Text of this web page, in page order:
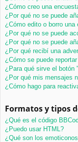
¿Cómo creo una
¿Por qué no se puede
¿Cómo edito o borro una
¿Por qué no se puede
¿Por qué no se puede
¿Por qué recibí una
¿Cómo se puede
¿Para qué sirve el botón
¿Por qué mis mensajes
¿Cómo hago para
Formatos y tipos
¿Qué es el código
¿Puedo usar HTML?
¿Qué son los